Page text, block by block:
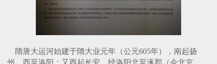
隋唐大运河始建于隋大业元年（公元605年），南起扬